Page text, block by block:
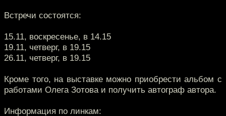
Встречи состоятся:
15.11, воскресенье, в 14.15
19.11, четверг, в 19.15
26.11, четверг, в 19.15
Кроме того, на выставке можно приобрести альбом с
работами Олега Зотова и получить автограф автора.
Информация по линкам: